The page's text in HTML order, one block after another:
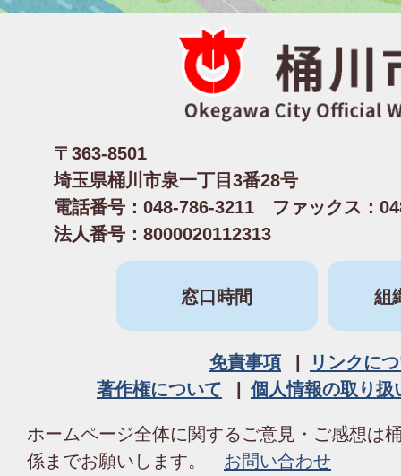
〒363-8501
埼玉県桶川市泉一丁目3番28号
電話番号：048-786-3211 ファックス：
法人番号：8000020112313
窓口時間 組
免責事項
リンクに
著作権について
個人情報の取り扱
ホームページ全体に関するご意見・ご感想は
係までお願いします。 お問い合わせ